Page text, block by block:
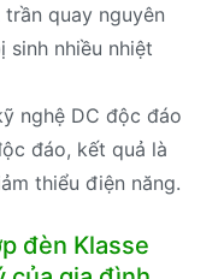
quay nguyên
sinh nhiều nhiệt
nghệ DC độc đáo
đáo, kết quả là
thiểu điện năng.
đèn Klasse